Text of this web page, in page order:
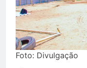
Foto: Divulgação